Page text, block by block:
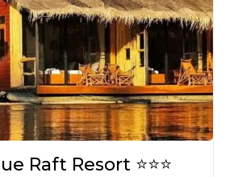
Raft Resort ⭐⭐⭐